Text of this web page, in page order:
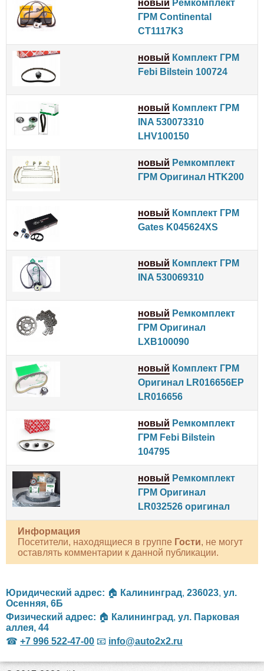
новый Ремкомплект
ГРМ Continental
CT1117K3
новый Комплект ГРМ
Febi Bilstein 100724
новый Комплект ГРМ
INA 530073310
LHV100150
новый Ремкомплект
ГРМ Оригинал HTK200
новый Комплект ГРМ
Gates K045624XS
новый Комплект ГРМ
INA 530069310
новый Ремкомплект
ГРМ Оригинал
LXB100090
новый Комплект ГРМ
Оригинал LR016656EP
LR016656
новый Ремкомплект
ГРМ Febi Bilstein
104795
новый Ремкомплект
ГРМ Оригинал
LR032526 оригинал
Информация
Посетители, находящиеся в группе Гости, не могут
оставлять комментарии к данной публикации.
Юридический адрес: 🏠 Калининград, 236023, ул.
Осенняя, 6Б
Физический адрес: 🏠 Калининград, ул. Парковая
аллея, 44
☎ +7 996 522-47-00 📧 info@auto2x2.ru